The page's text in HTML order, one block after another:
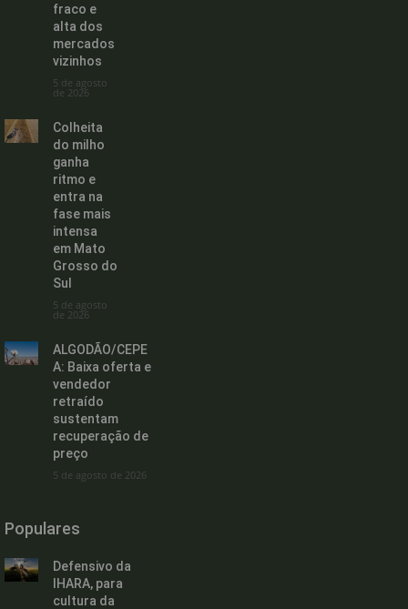
fraco e
alta dos
mercados
vizinhos
5 de agosto
de 2026
Colheita
do milho
ganha
ritmo e
entra na
fase mais
intensa
em Mato
Grosso do
Sul
5 de agosto
de 2026
ALGODÃO/CEPE
A: Baixa oferta e
vendedor
retraído
sustentam
recuperação de
preço
5 de agosto de 2026
Populares
Defensivo da
IHARA, para
cultura da